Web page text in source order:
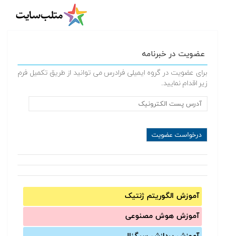
عضویت در خبرنامه
برای عضویت در گروه ایمیلی فرادرس می توانید از طریق تکمیل فرم
زیر اقدام نمایید.
آموزش الگوریتم ژنتیک
آموزش‌ هوش مصنوعی